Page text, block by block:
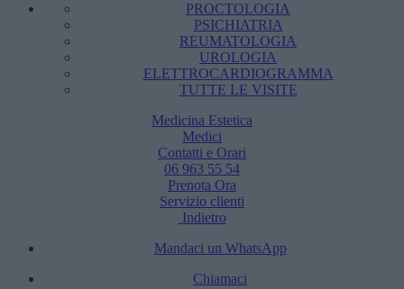
PROCTOLOGIA
PSICHIATRIA
REUMATOLOGIA
UROLOGIA
ELETTROCARDIOGRAMMA
TUTTE LE VISITE
Medicina Estetica
Medici
Contatti e Orari
06 963 55 54
Prenota Ora
Servizio clienti
Indietro
Mandaci un WhatsApp
Chiamaci